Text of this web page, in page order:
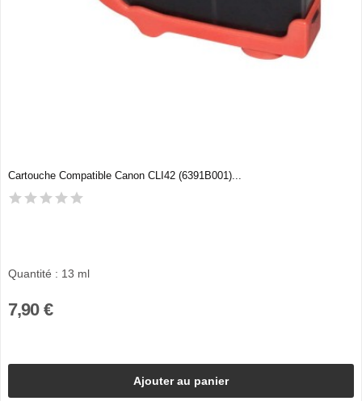
Cartouche Compatible Canon CLI42 (6391B001)...
Quantité : 13 ml
7,90 €
Ajouter au panier